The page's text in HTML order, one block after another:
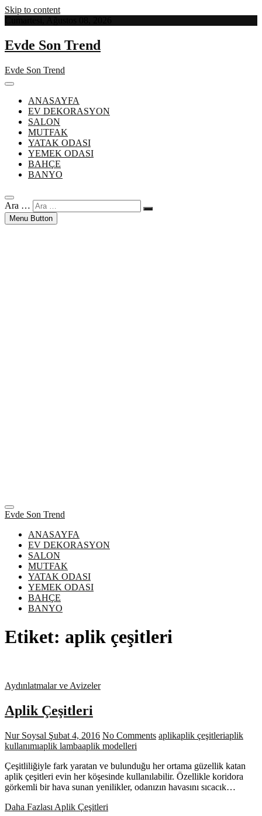
Skip to content
Evde Son Trend
Evde Son Trend
ANASAYFA
EV DEKORASYON
SALON
MUTFAK
YATAK ODASI
YEMEK ODASI
BAHÇE
BANYO
Ara …
Menu Button
Evde Son Trend
ANASAYFA
EV DEKORASYON
SALON
MUTFAK
YATAK ODASI
YEMEK ODASI
BAHÇE
BANYO
Etiket: aplik çeşitleri
Aydınlatmalar ve Avizeler
Aplik Çeşitleri
Nur Soysal Şubat 4, 2016 No Comments aplikaplik çeşitleriaplik
kullanımıaplik lambaaplik modelleri
Çeşitliliğiyle fark yaratan ve bulunduğu her ortama güzellik katan
aplik çeşitleri evin her köşesinde kullanılabilir. Özellikle koridora
görkemli bir hava sunan yenilikler, odanızın havasını sıcacık…
Daha Fazlası Aplik Çeşitleri